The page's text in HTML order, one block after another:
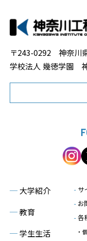
〒243-0292 神奈川
学校法人 幾徳学園
─ 大学紹介
─教育
─学生生活
- サ
- お
- 各
・